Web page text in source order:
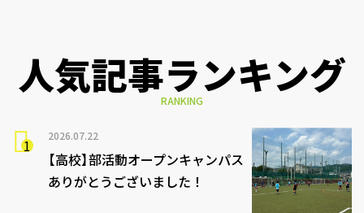
人気記事ランキング
RANKING
2026.07.22
【高校】部活動オープンキャンパス
ありがとうございました！